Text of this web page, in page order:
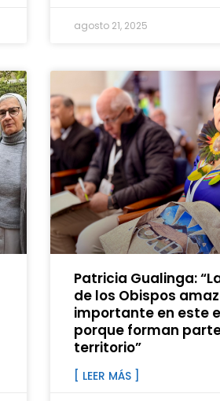
agosto 21, 2025
Patricia Gualinga:
de los Obispos
importante en este
porque forman
territorio”
[ LEER MÁS ]